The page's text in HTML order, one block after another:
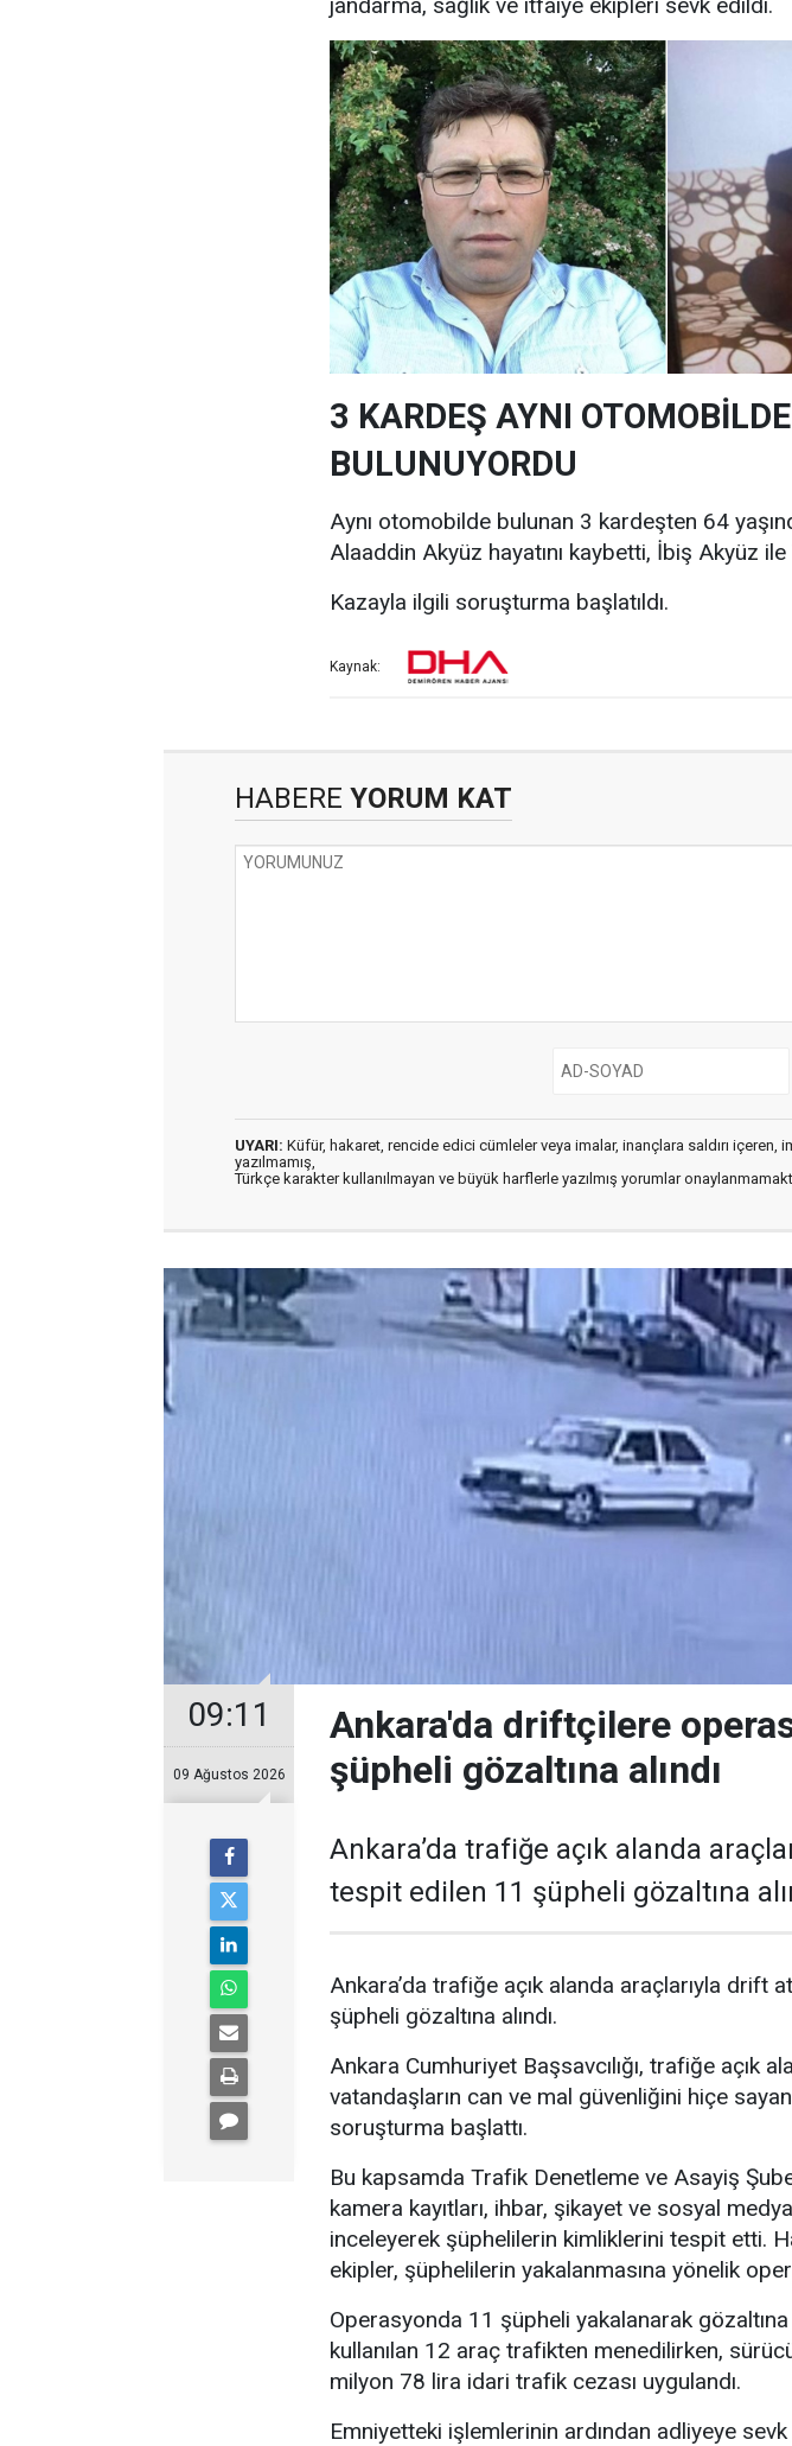
3 KARDEŞ AYNI OTOMOBİLDE
BULUNUYORDU
Aynı otomobilde bulunan 3 kardeşten 64
Alaaddin Akyüz hayatını kaybetti, İbiş Akyüz ile
Kazayla ilgili soruşturma başlatıldı.
Kaynak:
HABERE YORUM KAT
UYARI: Küfür, hakaret, rencide edici cümleler veya imalar, inançlara saldırı içeren,
yazılmamış,
Türkçe karakter kullanılmayan ve büyük harflerle yazılmış yorumlar
09:11
09 Ağustos 2026
Ankara'da driftçilere
şüpheli gözaltına alındı
Ankara’da trafiğe açık alanda
tespit edilen 11 şüpheli gözaltına
Ankara’da trafiğe açık alanda araçlarıyla drift
şüpheli gözaltına alındı.
Ankara Cumhuriyet Başsavcılığı, trafiğe açık
vatandaşların can ve mal güvenliğini hiçe
soruşturma başlattı.
Bu kapsamda Trafik Denetleme ve Asayiş
kamera kayıtları, ihbar, şikayet ve sosyal medya
inceleyerek şüphelilerin kimliklerini tespit etti.
ekipler, şüphelilerin yakalanmasına yönelik
Operasyonda 11 şüpheli yakalanarak gözaltına
kullanılan 12 araç trafikten menedilirken,
milyon 78 lira idari trafik cezası uygulandı.
Emniyetteki işlemlerinin ardından adliyeye